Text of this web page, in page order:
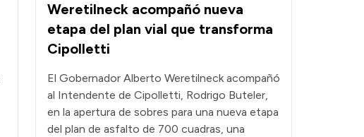
Weretilneck acompañó nueva
etapa del plan vial que transforma
Cipolletti
El Gobernador Alberto Weretilneck acompañó
al Intendente de Cipolletti, Rodrigo Buteler,
en la apertura de sobres para una nueva etapa
del plan de asfalto de 700 cuadras, una